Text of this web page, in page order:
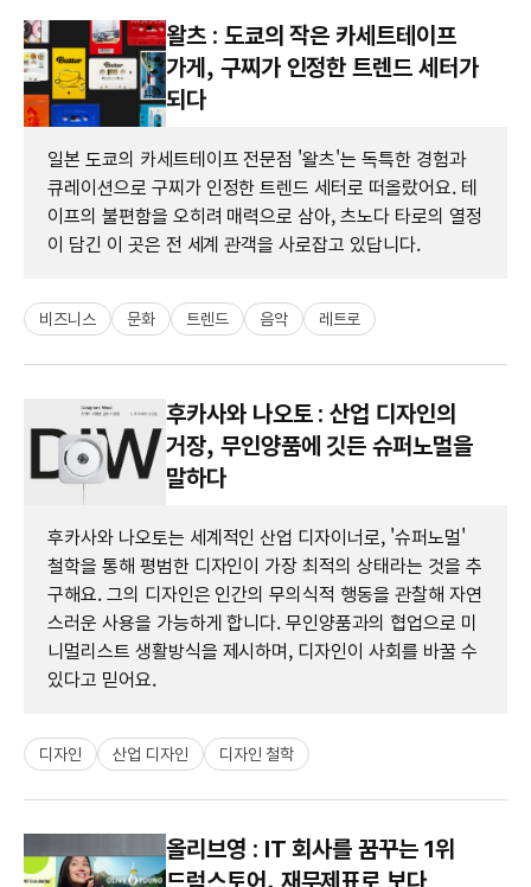
왈츠 : 도쿄의 작은 카세트테이프
가게, 구찌가 인정한 트렌드 세터가
되다
일본 도쿄의 카세트테이프 전문점 '왈츠'는 독특한 경험과
큐레이션으로 구찌가 인정한 트렌드 세터로 떠올랐어요. 테
이프의 불편함을 오히려 매력으로 삼아, 츠노다 타로의 열정
이 담긴 이 곳은 전 세계 관객을 사로잡고 있답니다.
비즈니스 문화 트렌드 음악 레트로
후카사와 나오토 : 산업 디자인의
거장, 무인양품에 깃든 슈퍼노멀을
말하다
후카사와 나오토는 세계적인 산업 디자이너로, '슈퍼노멀'
철학을 통해 평범한 디자인이 가장 최적의 상태라는 것을 추
구해요. 그의 디자인은 인간의 무의식적 행동을 관찰해 자연
스러운 사용을 가능하게 합니다. 무인양품과의 협업으로 미
니멀리스트 생활방식을 제시하며, 디자인이 사회를 바꿀 수
있다고 믿어요.
디자인 산업 디자인 디자인 철학
올리브영 : IT 회사를 꿈꾸는 1위
드럭스토어, 재무제표로 보다